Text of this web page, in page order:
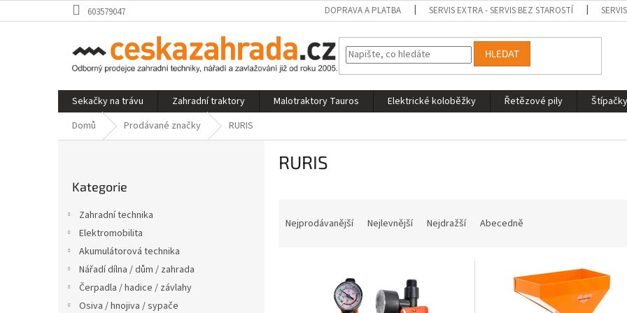
na
603579047 DOPRAVA A PLATBA SERVIS EXTRA - SERVIS BEZ STAROSTÍ
HLEDAT
Sekačky na trávu Zahradní traktory Malotraktory Tauros Elektrické koloběžky Řetězové pily
Domů
Prodávané značky RURIS
kategorie
Kategorie
Zahradní technika
Elektromobilita
Akumulátorová technika
Nářadí dílna / dům / zahrada
Čerpadla / hadice / závlahy
Osiva / hnojiva / sypače
RURIS
Nejprodávanější Nejlevnější Nejdražší Abecedně